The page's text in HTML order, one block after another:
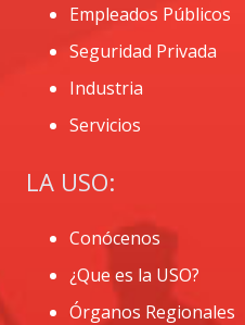
Empleados Públicos
Seguridad Privada
Industria
Servicios
LA USO:
Conócenos
¿Que es la USO?
Órganos Regionales